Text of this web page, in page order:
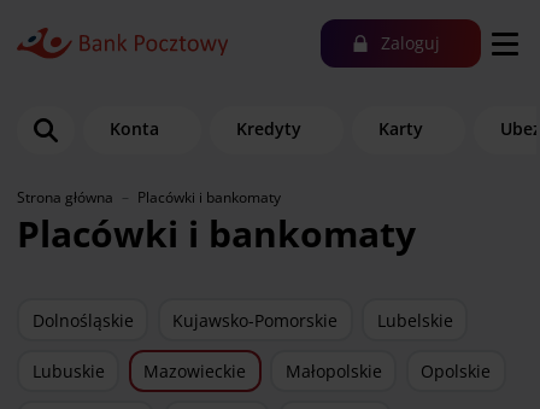
Zaloguj
Konta Kredyty Karty
Strona główna Placówki i bankomaty
Placówki i bankomaty
Dolnośląskie Kujawsko-Pomorskie Lubelskie
Lubuskie Mazowieckie Małopolskie Opolskie